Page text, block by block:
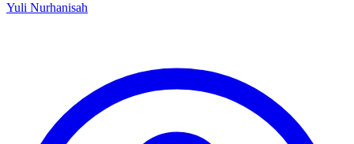
Yuli Nurhanisah